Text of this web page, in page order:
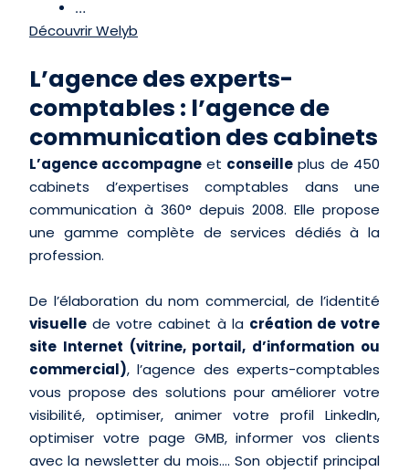
…
Découvrir Welyb
L’agence des experts-
comptables : l’agence de
communication des cabinets
L’agence accompagne et conseille plus de 450
cabinets d’expertises comptables dans une
communication à 360° depuis 2008. Elle propose
une gamme complète de services dédiés à la
profession.
De l’élaboration du nom commercial, de l’identité
visuelle de votre cabinet à la création de votre
site Internet (vitrine, portail, d’information ou
commercial), l’agence des experts-comptables
vous propose des solutions pour améliorer votre
visibilité, optimiser, animer votre profil LinkedIn,
optimiser votre page GMB, informer vos clients
avec la newsletter du mois…. Son objectif principal